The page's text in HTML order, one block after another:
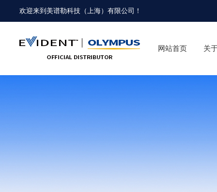
欢迎来到 美谱勒科技（上海）有限公司 ！
网站首页 关